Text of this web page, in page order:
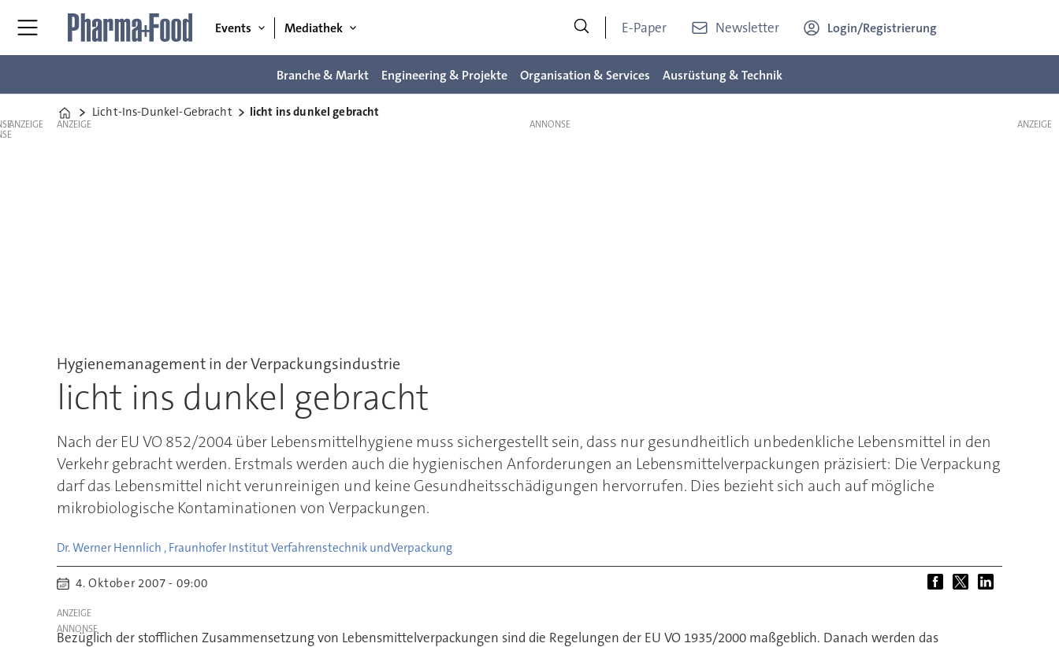
Events Mediathek E-Paper Newsletter Login/Registrierung
Branche & Markt Engineering & Projekte Organisation & Services Ausrüstung & Technik
Home
Licht-Ins-Dunkel-Gebracht licht ins dunkel gebracht
ANZEIGE ANZEIGE
Hygienemanagement in der Verpackungsindustrie
licht ins dunkel gebracht
Nach der EU VO 852/2004 über Lebensmittelhygiene muss sichergestellt sein, dass nur gesundheitlich unbedenkliche Lebensmittel in den
Verkehr gebracht werden. Erstmals werden auch die hygienischen Anforderungen an Lebensmittelverpackungen präzisiert: Die Verpackung
darf das Lebensmittel nicht verunreinigen und keine Gesundheitsschädigungen hervorrufen. Dies bezieht sich auch auf mögliche
mikrobiologische Kontaminationen von Verpackungen.
Dr. Werner Hennlich , Fraunhofer Institut Verfahrenstechnik undVerpackung
4. Oktober 2007 - 09:00
ANZEIGE
Bezüglich der stofflichen Zusammensetzung von Lebensmittelverpackungen sind die Regelungen der EU VO 1935/2000 maßgeblich. Danach werden das
ANZEIGE